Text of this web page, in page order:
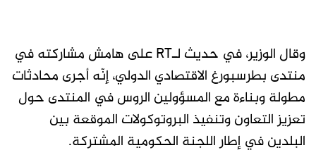
وقال الوزير، في حديث لـRT على هامش مشاركته في
منتدى بطرسبورغ الاقتصادي الدولي، إنّه أجرى محادثات
مطولة وبناءة مع المسؤولين الروس في المنتدى حول
تعزيز التعاون وتنفيذ البروتوكولات الموقعة بين
البلدين في إطار اللجنة الحكومية المشتركة.